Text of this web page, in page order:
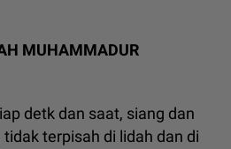
MUHAMMADUR
detk dan saat, siang dan
terpisah di lidah dan di